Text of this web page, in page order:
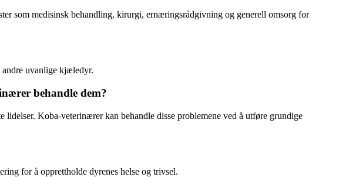
som medisinsk behandling, kirurgi, ernæringsrådgivning og generell omsorg for
andre uvanlige kjæledyr.
behandle dem?
Koba-veterinærer kan behandle disse problemene ved å utføre grundige
for å opprettholde dyrenes helse og trivsel.